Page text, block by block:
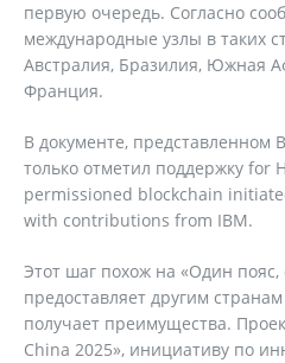
первую очередь. Согласно
международные узлы в таких
Австралия, Бразилия, Южная
Франция.
В документе, представленном
только отметил поддержку for
permissioned blockchain
with contributions from IBM.
Этот шаг похож на «Один пояс,
предоставляет другим
получает преимущества.
China 2025», инициативу по